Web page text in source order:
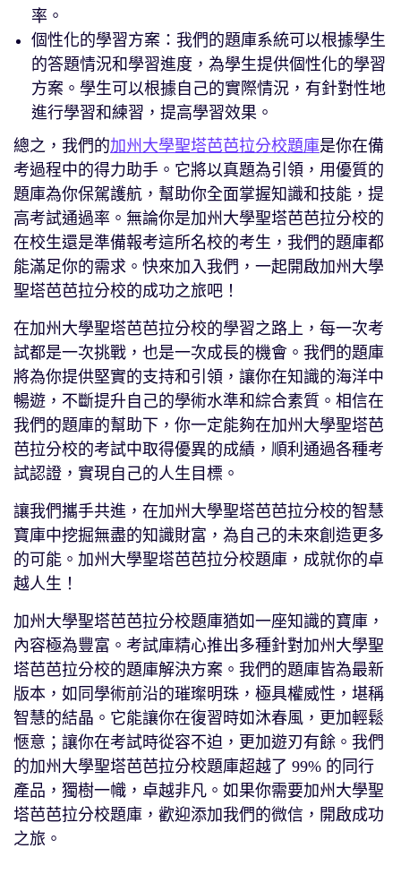
率。
個性化的學習方案：我們的題庫系統可以根據學生
的答題情況和學習進度，為學生提供個性化的學習
方案。學生可以根據自己的實際情況，有針對性地
進行學習和練習，提高學習效果。
總之，我們的加州大學聖塔芭芭拉分校題庫是你在備
考過程中的得力助手。它將以真題為引領，用優質的
題庫為你保駕護航，幫助你全面掌握知識和技能，提
高考試通過率。無論你是加州大學聖塔芭芭拉分校的
在校生還是準備報考這所名校的考生，我們的題庫都
能滿足你的需求。快來加入我們，一起開啟加州大學
聖塔芭芭拉分校的成功之旅吧！
在加州大學聖塔芭芭拉分校的學習之路上，每一次考
試都是一次挑戰，也是一次成長的機會。我們的題庫
將為你提供堅實的支持和引領，讓你在知識的海洋中
暢遊，不斷提升自己的學術水準和綜合素質。相信在
我們的題庫的幫助下，你一定能夠在加州大學聖塔芭
芭拉分校的考試中取得優異的成績，順利通過各種考
試認證，實現自己的人生目標。
讓我們攜手共進，在加州大學聖塔芭芭拉分校的智慧
寶庫中挖掘無盡的知識財富，為自己的未來創造更多
的可能。加州大學聖塔芭芭拉分校題庫，成就你的卓
越人生！
加州大學聖塔芭芭拉分校題庫猶如一座知識的寶庫，
內容極為豐富。考試庫精心推出多種針對加州大學聖
塔芭芭拉分校的題庫解決方案。我們的題庫皆為最新
版本，如同學術前沿的璀璨明珠，極具權威性，堪稱
智慧的結晶。它能讓你在復習時如沐春風，更加輕鬆
愜意；讓你在考試時從容不迫，更加遊刃有餘。我們
的加州大學聖塔芭芭拉分校題庫超越了 99% 的同行
產品，獨樹一幟，卓越非凡。如果你需要加州大學聖
塔芭芭拉分校題庫，歡迎添加我們的微信，開啟成功
之旅。